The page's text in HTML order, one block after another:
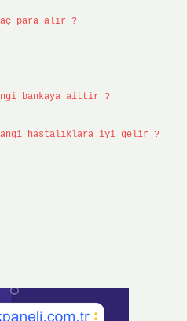
para alır ?
bankaya aittir ?
hangi hastalıklara iyi gelir ?